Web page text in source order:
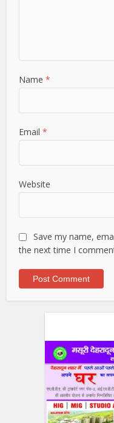
Name*
Email*
Website
Save my name,
the next time I